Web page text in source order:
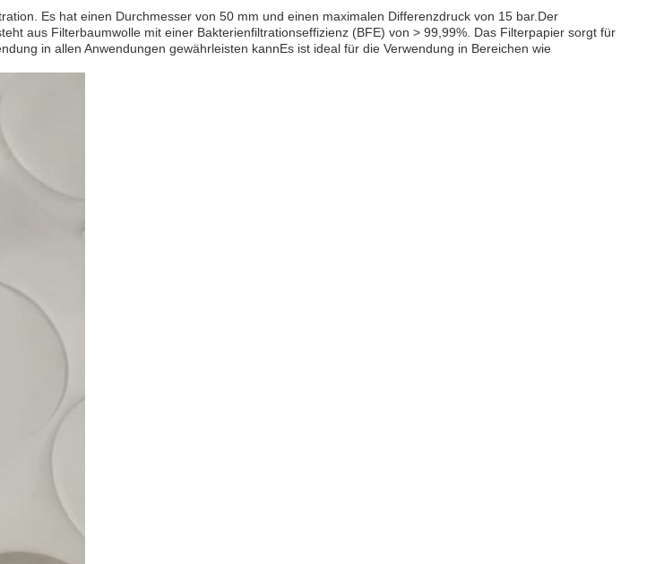
Es hat einen Durchmesser von 50 mm und einen maximalen Differenzdruck von 15 bar.Der
aus Filterbaumwolle mit einer Bakterienfiltrationseffizienz (BFE) von > 99,99%. Das Filterpapier sorgt für
in allen Anwendungen gewährleisten kannEs ist ideal für die Verwendung in Bereichen wie